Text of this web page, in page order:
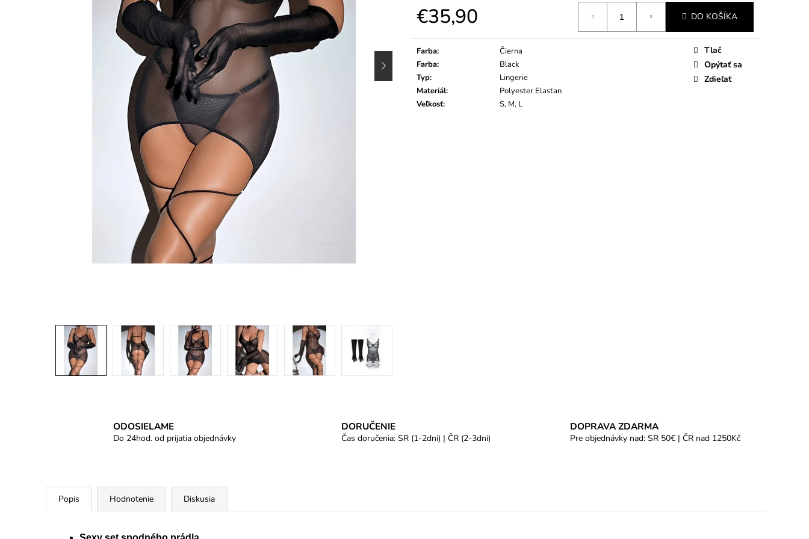
€35,90 DO KOŠÍKA
Farba:
Čierna
Farba:
Black
Typ:
Lingerie
Materiál:
Polyester Elastan
Veľkosť: S, M, L
Tlač
Opýtať sa
Zdieľať
ODOSIELAME
Do 24hod. od prijatia objednávky
DORUČENIE
Čas doručenia: SR (1-2dni) | ČR (2-3dni)
DOPRAVA ZDARMA
Pre objednávky nad: SR 50€ | ČR nad 1250Kč
Popis Hodnotenie Diskusia